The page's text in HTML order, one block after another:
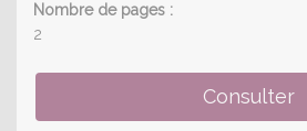
Nombre de pages :
2